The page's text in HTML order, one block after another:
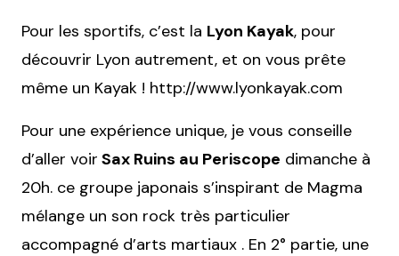
Pour les sportifs, c’est la Lyon Kayak, pour
découvrir Lyon autrement, et on vous prête
même un Kayak ! http://www.lyonkayak.com
Pour une expérience unique, je vous conseille
d’aller voir Sax Ruins au Periscope dimanche à
20h. ce groupe japonais s’inspirant de Magma
mélange un son rock très particulier
accompagné d’arts martiaux . En 2° partie, une